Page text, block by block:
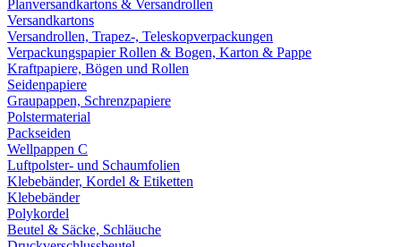
Planversandkartons & Versandrollen
Versandkartons
Versandrollen, Trapez-, Teleskopverpackungen
Verpackungspapier Rollen & Bogen, Karton & Pappe
Kraftpapiere, Bögen und Rollen
Seidenpapiere
Graupappen, Schrenzpapiere
Polstermaterial
Packseiden
Wellpappen C
Luftpolster- und Schaumfolien
Klebebänder, Kordel & Etiketten
Klebebänder
Polykordel
Beutel & Säcke, Schläuche